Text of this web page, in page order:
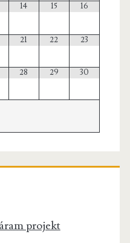
14 15 16
21 22 23
28 29 30
projekt